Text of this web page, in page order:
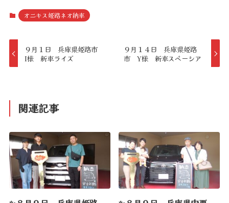
オニキス姫路ネオ納車
９月１日 兵庫県姫路市
I様 新車ライズ
９月１４日 兵庫県姫路
市 Y様 新車スペーシア
関連記事